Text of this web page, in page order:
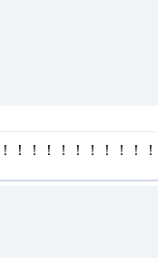
！！！！！！！！！